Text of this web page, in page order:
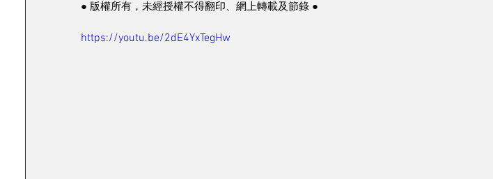
● 版權所有，未經授權不得翻印、網上轉載及節錄 ●
https://youtu.be/2dE4YxTegHw